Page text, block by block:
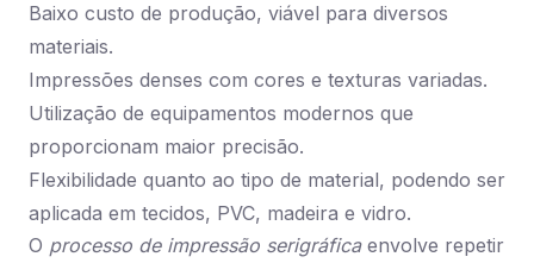
Baixo custo de produção, viável para diversos
materiais.
Impressões denses com cores e texturas variadas.
Utilização de equipamentos modernos que
proporcionam maior precisão.
Flexibilidade quanto ao tipo de material, podendo ser
aplicada em tecidos, PVC, madeira e vidro.
O processo de impressão serigráficaenvolve repetir